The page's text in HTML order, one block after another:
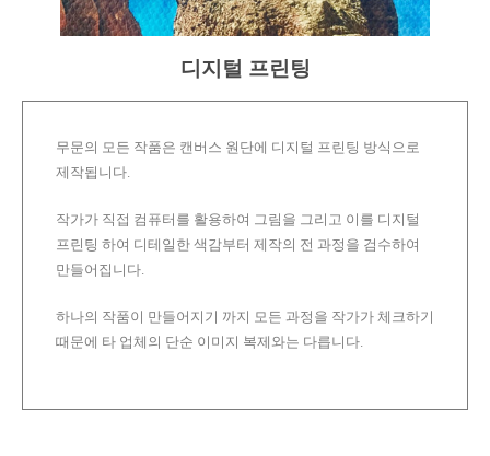
디지털 프린팅
무문의 모든 작품은 캔버스 원단에 디지털 프린팅 방식으로
제작됩니다.
작가가 직접 컴퓨터를 활용하여 그림을 그리고 이를 디지털
프린팅 하여 디테일한 색감부터 제작의 전 과정을 검수하여
만들어집니다.
하나의 작품이 만들어지기 까지 모든 과정을 작가가 체크하기
때문에 타 업체의 단순 이미지 복제와는 다릅니다.